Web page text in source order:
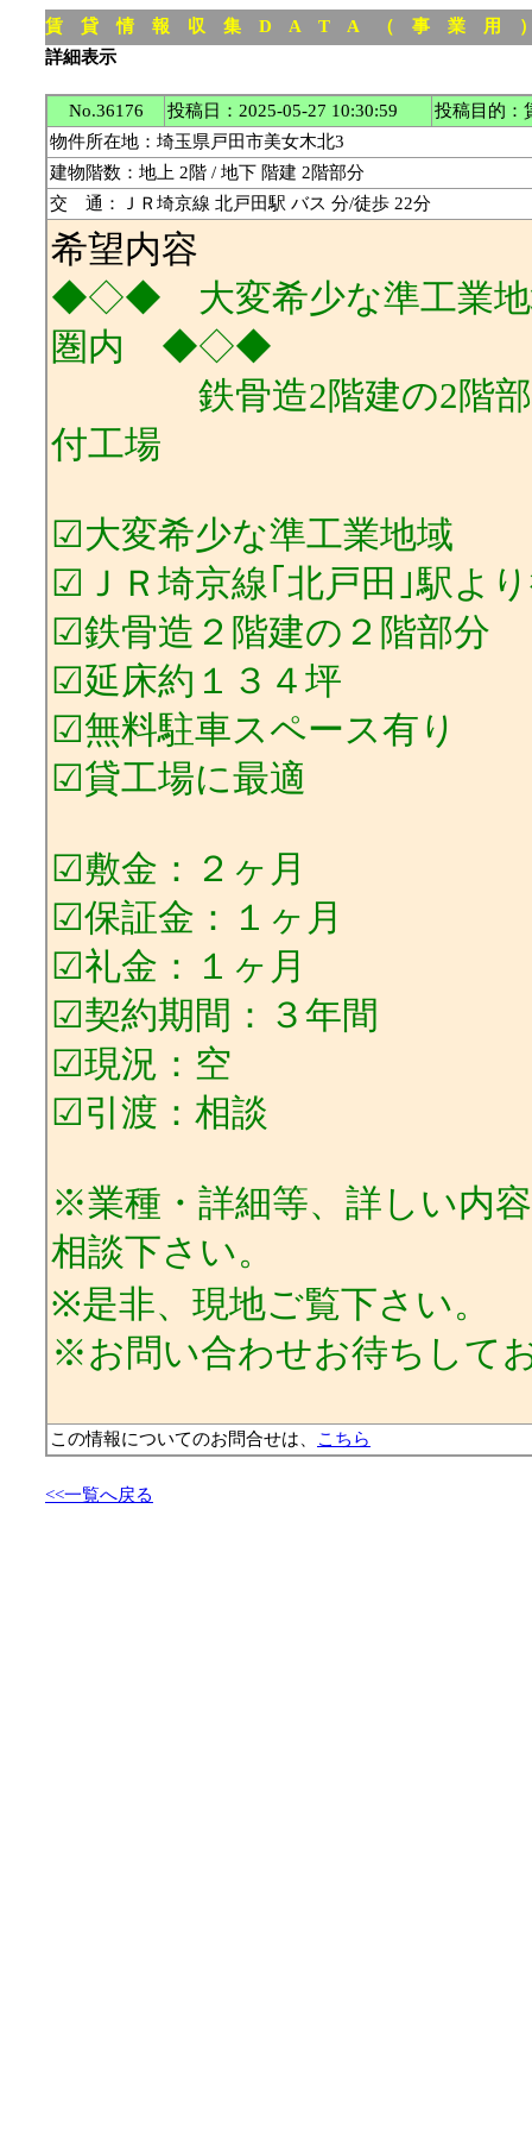
賃 貸 情 報 収 集 D A T A （ 事 業 用
詳細表示
No.36176 投稿日：2025-05-27 10:30:59
投稿目的：
物件所在地：埼玉県戸田市美女木北3
建物階数：地上 2階 / 地下 階建 2階部分
交 通：ＪＲ埼京線 北戸田駅 バス 分/徒歩 22分
希望内容
◆◇◆ 大変希少な準工業地
圏内 ◆◇◆
鉄骨造2階建の2階部分
付工場
☑大変希少な準工業地域
☑ＪＲ埼京線｢北戸田｣駅よ
☑鉄骨造２階建の２階部分
☑延床約１３４坪
☑無料駐車スペース有り
☑貸工場に最適
☑敷金：２ヶ月
☑保証金：１ヶ月
☑礼金：１ヶ月
☑契約期間：３年間
☑現況：空
☑引渡：相談
※業種・詳細等、詳しい内
相談下さい。
※是非、現地ご覧下さい。
※お問い合わせお待ちして
この情報についてのお問合せは、 こちら
<<一覧へ戻る